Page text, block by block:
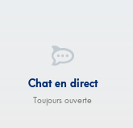
Chat en direct
Toujours ouverte